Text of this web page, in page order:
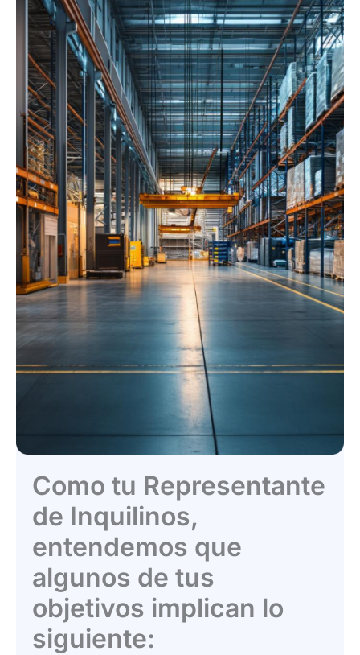
Como tu Representante
de Inquilinos,
entendemos que
algunos de tus
objetivos implican lo
siguiente: